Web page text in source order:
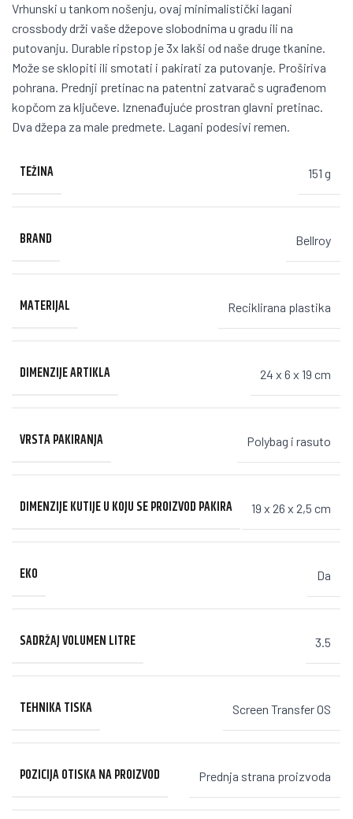
Vrhunski u tankom nošenju, ovaj minimalistički lagani
crossbody drži vaše džepove slobodnima u gradu ili na
putovanju. Durable ripstop je 3x lakši od naše druge tkanine.
Može se sklopiti ili smotati i pakirati za putovanje. Proširiva
pohrana. Prednji pretinac na patentni zatvarač s ugrađenom
kopčom za ključeve. Iznenađujuće prostran glavni pretinac.
Dva džepa za male predmete. Lagani podesivi remen.
TEŽINA 151 g
BRAND Bellroy
MATERIJAL Reciklirana plastika
DIMENZIJE ARTIKLA 24 x 6 x 19 cm
VRSTA PAKIRANJA Polybag i rasuto
DIMENZIJE KUTIJE U KOJU SE PROIZVOD PAKIRA 19 x 26 x 2,5 cm
EKO Da
SADRŽAJ VOLUMEN LITRE 3.5
TEHNIKA TISKA Screen Transfer OS
POZICIJA OTISKA NA PROIZVOD Prednja strana proizvoda